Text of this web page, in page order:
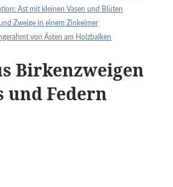
Ast mit kleinen Vasen und Blüten
Zweige in einem Zinkeimer
von Ästen am Holzbalken
Birkenzweigen
und Federn